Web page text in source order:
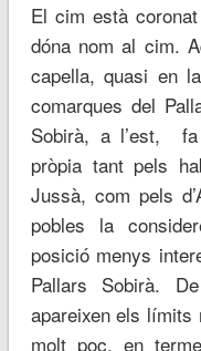
El cim està
dóna nom al cim.
capella, quasi en
comarques del
Sobirà, a l’est,
pròpia tant pels
Jussà, com pels
pobles la
posició menys
Pallars Sobirà.
apareixen els límits
molt poc, en